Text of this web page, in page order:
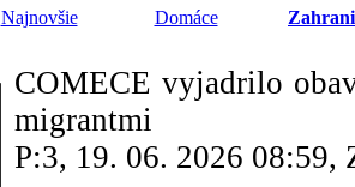
Najnovšie Domáce
COMECE vyjadrilo
migrantmi
P:3, 19. 06. 2026 08:59,